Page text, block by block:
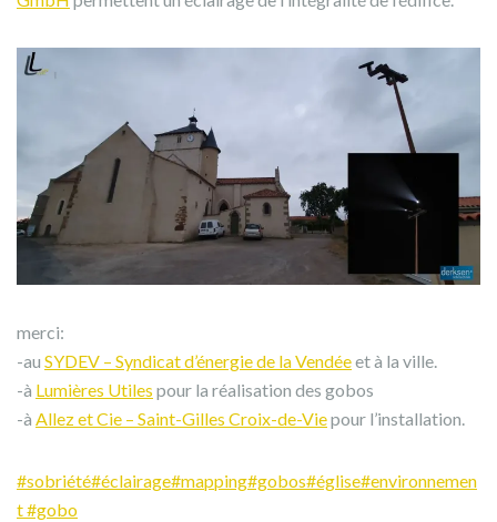
merci:
-au SYDEV – Syndicat d’énergie de la Vendéeet à la ville.
-à Lumières Utiles pour la réalisation des gobos
-à Allez et Cie – Saint-Gilles Croix-de-Viepour l’installation.
#sobriété#éclairage#mapping#gobos#église#environnemen
t #gobo